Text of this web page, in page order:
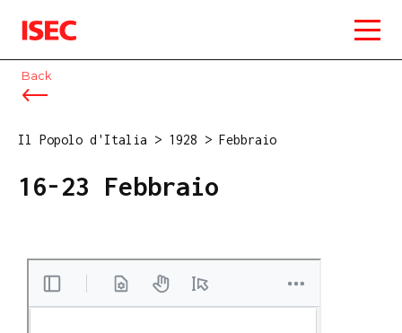
ISEC
Back
Il Popolo d'Italia > 1928 > Febbraio
16-23 Febbraio